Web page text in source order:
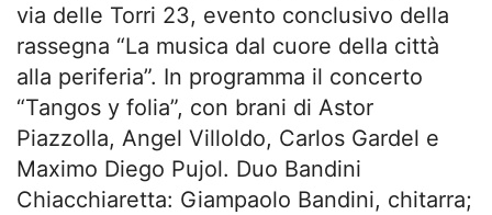
via delle Torri 23, evento conclusivo della
rassegna “La musica dal cuore della città
alla periferia”. In programma il concerto
“Tangos y folia”, con brani di Astor
Piazzolla, Angel Villoldo, Carlos Gardel e
Maximo Diego Pujol. Duo Bandini
Chiacchiaretta: Giampaolo Bandini, chitarra;